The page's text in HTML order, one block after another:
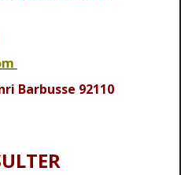
Barbusse 92110